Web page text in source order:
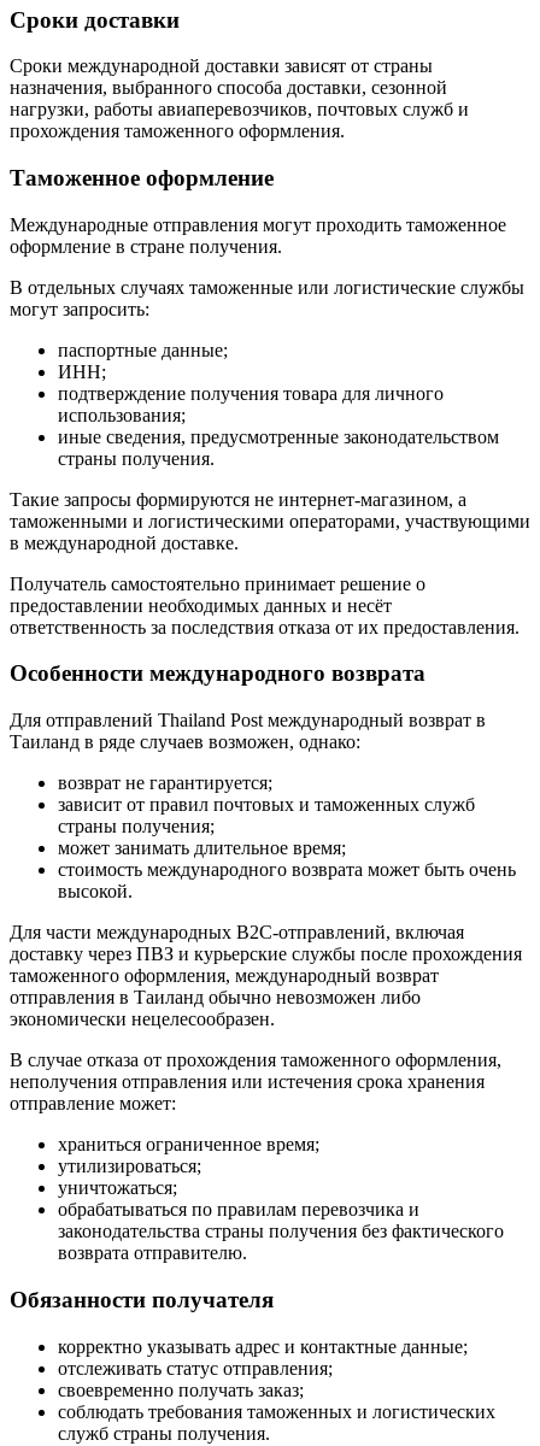
Сроки доставки
Сроки международной доставки зависят от страны
назначения, выбранного способа доставки, сезонной
нагрузки, работы авиаперевозчиков, почтовых служб и
прохождения таможенного оформления.
Таможенное оформление
Международные отправления могут проходить таможенное
оформление в стране получения.
В отдельных случаях таможенные или логистические службы
могут запросить:
паспортные данные;
ИНН;
подтверждение получения товара для личного
использования;
иные сведения, предусмотренные законодательством
страны получения.
Такие запросы формируются не интернет-магазином, а
таможенными и логистическими операторами, участвующими
в международной доставке.
Получатель самостоятельно принимает решение о
предоставлении необходимых данных и несёт
ответственность за последствия отказа от их предоставления.
Особенности международного возврата
Для отправлений Thailand Post международный возврат в
Таиланд в ряде случаев возможен, однако:
возврат не гарантируется;
зависит от правил почтовых и таможенных служб
страны получения;
может занимать длительное время;
стоимость международного возврата может быть очень
высокой.
Для части международных B2C-отправлений, включая
доставку через ПВЗ и курьерские службы после прохождения
таможенного оформления, международный возврат
отправления в Таиланд обычно невозможен либо
экономически нецелесообразен.
В случае отказа от прохождения таможенного оформления,
неполучения отправления или истечения срока хранения
отправление может:
храниться ограниченное время;
утилизироваться;
уничтожаться;
обрабатываться по правилам перевозчика и
законодательства страны получения без фактического
возврата отправителю.
Обязанности получателя
корректно указывать адрес и контактные данные;
отслеживать статус отправления;
своевременно получать заказ;
соблюдать требования таможенных и логистических
служб страны получения.